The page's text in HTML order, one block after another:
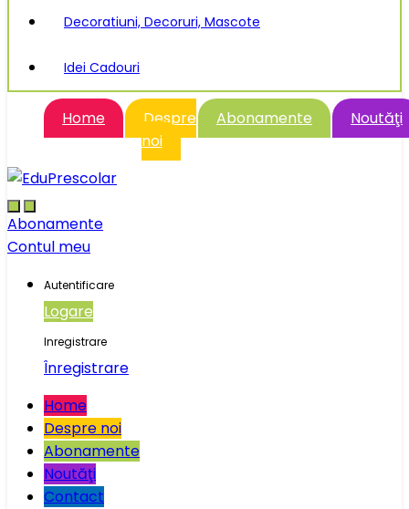
Decoratiuni, Decoruri, Mascote
Idei Cadouri
Home
Despre
noi
Abonamente Noutăţi
Abonamente
Contul meu
Autentificare
Logare
Inregistrare
Înregistrare
Home
Despre noi
Abonamente
Noutăţi
Contact